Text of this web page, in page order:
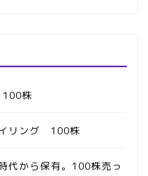
株
リング 100株
から保有。100株売っ